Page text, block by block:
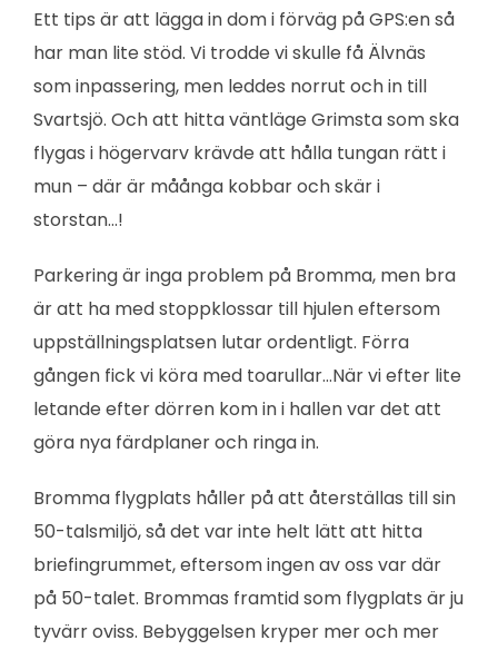
Ett tips är att lägga in dom i förväg på GPS:en så
har man lite stöd. Vi trodde vi skulle få Älvnäs
som inpassering, men leddes norrut och in till
Svartsjö. Och att hitta väntläge Grimsta som ska
flygas i högervarv krävde att hålla tungan rätt i
mun – där är måånga kobbar och skär i
storstan…!
Parkering är inga problem på Bromma, men bra
är att ha med stoppklossar till hjulen eftersom
uppställningsplatsen lutar ordentligt. Förra
gången fick vi köra med toarullar…När vi efter lite
letande efter dörren kom in i hallen var det att
göra nya färdplaner och ringa in.
Bromma flygplats håller på att återställas till sin
50-talsmiljö, så det var inte helt lätt att hitta
briefingrummet, eftersom ingen av oss var där
på 50-talet. Brommas framtid som flygplats är ju
tyvärr oviss. Bebyggelsen kryper mer och mer